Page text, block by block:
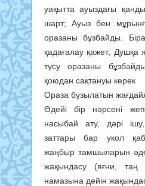
уақытта ауыздағы
шарт; Ауыз бен
оразаны бұзбайды.
қадағалау қажет; Душқа
түсу оразаны
қоюдан сақтануы керек
Ораза бұзылатын
Әдейі бір нәрсені
насыбай ату, дәрі
заттары бар укол
жаңбыр тамшыларын
жақындасу (яғни,
намазына дейін